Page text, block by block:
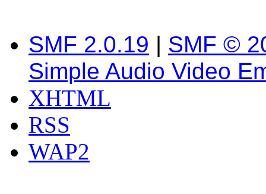
SMF 2.0.19 | SMF ©
Simple Audio Video
XHTML
RSS
WAP2